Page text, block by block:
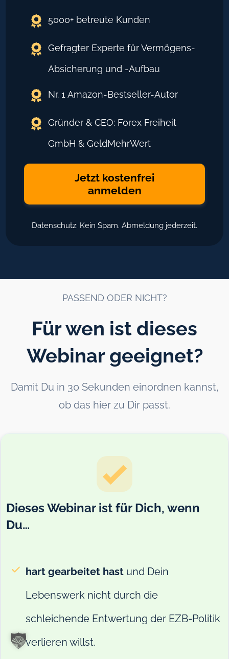
5000+ betreute Kunden
Gefragter Experte für Vermögens-
Absicherung und -Aufbau
Nr. 1 Amazon-Bestseller-Autor
Gründer & CEO: Forex Freiheit
GmbH & GeldMehrWert
Jetzt kostenfrei
anmelden
Datenschutz: Kein Spam. Abmeldung jederzeit.
PASSEND ODER NICHT?
Für wen ist dieses
Webinar geeignet?
Damit Du in 30 Sekunden einordnen kannst,
ob das hier zu Dir passt.
Dieses Webinar ist für Dich, wenn
Du…
hart gearbeitet hast und Dein
Lebenswerk nicht durch die
schleichende Entwertung der EZB-Politik
verlieren willst.